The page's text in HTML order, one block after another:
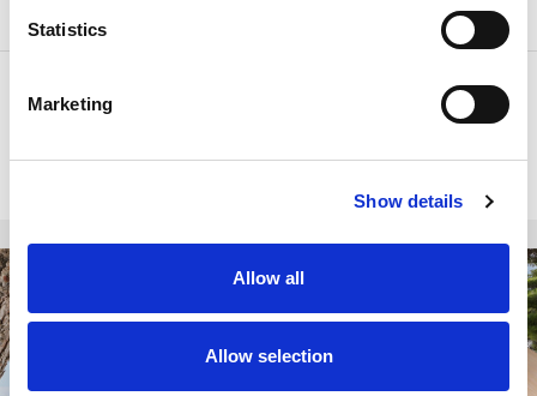
Statistics
Marketing
Show details
Allow all
Allow selection
rilassante per una vacanza al mare in Istria, Croazia.
per unità